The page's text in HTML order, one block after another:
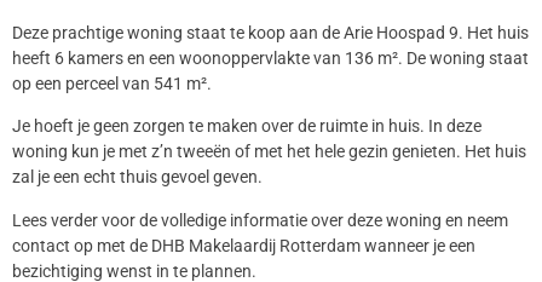
Deze prachtige woning staat te koop aan de Arie Hoospad 9. Het huis
heeft 6 kamers en een woonoppervlakte van 136 m². De woning staat
op een perceel van 541 m².
Je hoeft je geen zorgen te maken over de ruimte in huis. In deze
woning kun je met z’n tweeën of met het hele gezin genieten. Het huis
zal je een echt thuis gevoel geven.
Lees verder voor de volledige informatie over deze woning en neem
contact op met de DHB Makelaardij Rotterdam wanneer je een
bezichtiging wenst in te plannen.